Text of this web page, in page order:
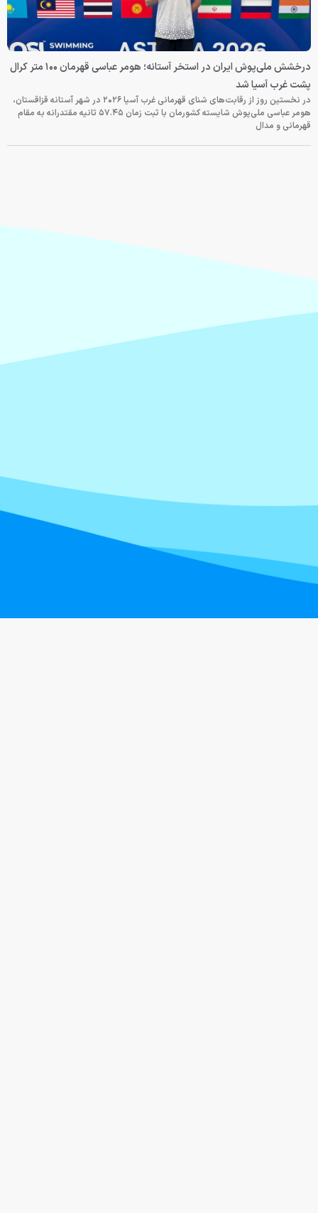
درخشش ملی‌پوش ایران در استخر آستانه؛ هومر عباسی قهرمان ۱۰۰ متر کرال
پشت غرب آسیا شد
در نخستین روز از رقابت‌های شنای قهرمانی غرب آسیا ۲۰۲۶ در شهر آستانه قزاقستان،
هومر عباسی ملی‌پوش شایسته کشورمان با ثبت زمان ۵۷.۴۵ ثانیه مقتدرانه به مقام
قهرمانی و مدال